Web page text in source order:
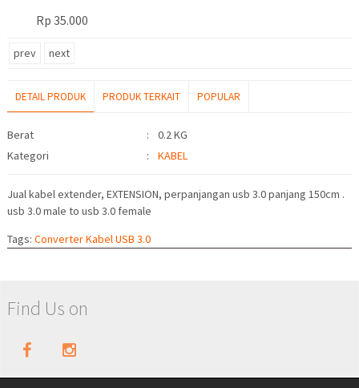
Rp 35.000
prev next
DETAIL PRODUK PRODUK TERKAIT POPULAR
Detail Produk
Berat :
0.2 KG
Kategori
: KABEL
Jual kabel extender, EXTENSION, perpanjangan usb 3.0 panjang 150cm .
usb 3.0 male to usb 3.0 female
Tags: Converter Kabel USB 3.0
Find Us on